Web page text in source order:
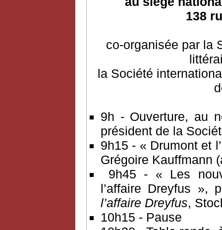
138
co-organisée par la
la Société
9h - Ouverture, au
président de la
9h15 - « Drumont et
Grégoire Kauffmann
9h45 - « Les
l’affaire Dreyfus »,
l’affaire Dreyfus,
10h15 - Pause